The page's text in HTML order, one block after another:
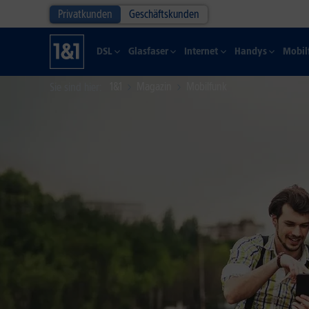
Privatkunden Geschäftskunden
DSL Glasfaser Internet Handys